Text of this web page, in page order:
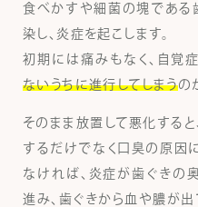
食べかすや細菌の塊である
染し、炎症を起こします。
初期には痛みもなく、自覚
ないうちに進行してしまうの
そのまま放置して悪化すると
するだけでなく口臭の原因
なければ、炎症が歯ぐきの
進み、歯ぐきから血や膿が